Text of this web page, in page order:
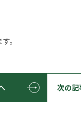
。
次の記